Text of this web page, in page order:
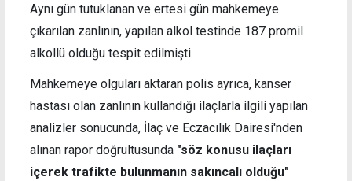
Aynı gün tutuklanan ve ertesi gün mahkemeye
çıkarılan zanlının, yapılan alkol testinde 187 promil
alkollü olduğu tespit edilmişti.
Mahkemeye olguları aktaran polis ayrıca, kanser
hastası olan zanlının kullandığı ilaçlarla ilgili yapılan
analizler sonucunda, İlaç ve Eczacılık Dairesi'nden
alınan rapor doğrultusunda "söz konusu ilaçları
içerek trafikte bulunmanın sakıncalı olduğu"